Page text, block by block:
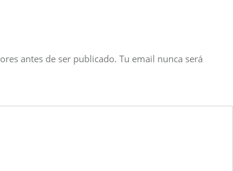
antes de ser publicado. Tu email nunca será